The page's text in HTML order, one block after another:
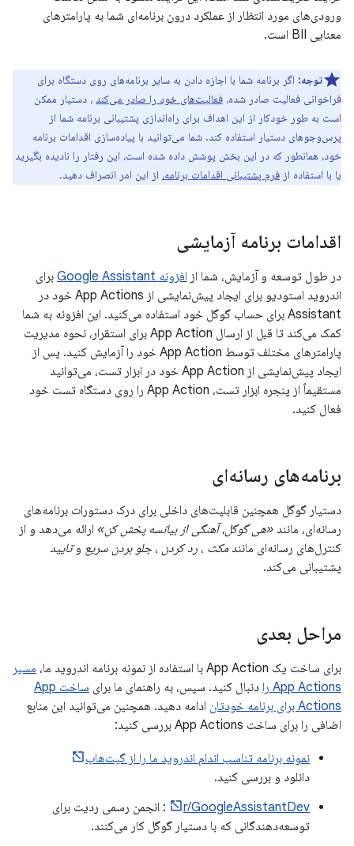
ورودی‌های مورد انتظار از عملکرد درون برنامه‌ای شما به پارامترهای
معنایی BII است.
توجه: اگر برنامه شما با اجازه دادن به سایر برنامه‌های روی دستگاه برای
فراخوانی فعالیت صادر شده، فعالیت‌های خود را صادر می‌کند ، دستیار ممکن
است به طور خودکار از این اهداف برای راه‌اندازی پشتیبانی برنامه شما از
پرس‌وجوهای دستیار استفاده کند. شما می‌توانید با پیاده‌سازی اقدامات برنامه
خود، همانطور که در این بخش پوشش داده شده است، این رفتار را نادیده بگیرید
یا با استفاده از فرم پشتیبانی اقدامات برنامه، از این امر انصراف دهید.
اقدامات برنامه آزمایشی
در طول توسعه و آزمایش، شما از افزونه Google Assistant
برای
اندروید استودیو برای ایجاد پیش‌نمایشی از App Actions خود در
Assistant برای حساب گوگل خود استفاده می‌کنید. این افزونه به شما
کمک می‌کند تا قبل از ارسال App Action برای استقرار، نحوه مدیریت
پارامترهای مختلف توسط App Action خود را آزمایش کنید. پس از
ایجاد پیش‌نمایشی از App Action خود در ابزار تست، می‌توانید
مستقیماً از پنجره ابزار تست، App Action را روی دستگاه تست خود
فعال کنید.
برنامه‌های رسانه‌ای
دستیار گوگل همچنین قابلیت‌های داخلی برای درک دستورات برنامه‌های
رسانه‌ای، مانند «هی گوگل، آهنگی از بیانسه پخش کن» ارائه می‌دهد و از
کنترل‌های رسانه‌ای مانند مکث ، رد کردن ، جلو بردن سریع وتایید
پشتیبانی می‌کند.
مراحل بعدی
برای ساخت یک App Action با استفاده از نمونه برنامه اندروید ما،
مسیر
App Actions را
دنبال کنید. سپس، به راهنمای ما برای
ساخت App
Actions برای برنامه خودتان
ادامه دهید. همچنین می‌توانید این منابع
اضافی را برای ساخت App Actions بررسی کنید:
نمونه برنامه تناسب اندام اندروید ما را از گیت‌هاب
دانلود و بررسی کنید.
r/GoogleAssistantDev
: انجمن رسمی ردیت برای
توسعه‌دهندگانی که با دستیار گوگل کار می‌کنند.